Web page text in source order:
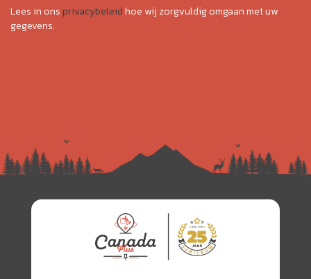
Lees in onsprivacybeleidhoe wij zorgvuldig omgaan met uw
gegevens.